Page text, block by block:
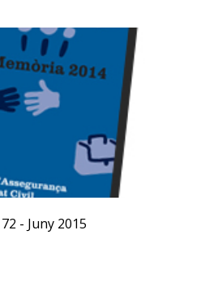
- Juny 2015